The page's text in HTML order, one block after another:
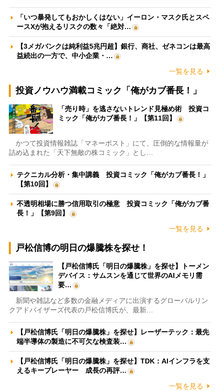
「いつ暴発してもおかしくはない」イーロン・マスク氏とスペ
ースXが抱えるリスクの数々「絶対…
【3メガバンクは純利益5兆円超】銀行、商社、ゼネコンは最高
益続出の一方で、中小企業・…
一覧を見る
投資ノウハウ満載コミック「俺がカブ番長！」
「売り時」を逃さないトレンド見極め術 投資コ
ミック「俺がカブ番長！」【第11回】
かつて投資情報雑誌「マネーポスト」にて、圧倒的な情報量が
詰め込まれた「天下無敵の株コミック」とし…
テクニカル分析・集中講義 投資コミック「俺がカブ番長！」
【第10回】
不透明相場に勝つ信用取引の極意 投資コミック「俺がカブ番
長！」【第9回】
一覧を見る
戸松信博の明日の爆騰株を探せ！
【戸松信博氏「明日の爆騰株」を探せ】トーメン
デバイス：サムスンを通じて世界のAIメモリ需
要…
新聞や雑誌など多数の金融メディアに出演するグローバルリン
クアドバイザーズ代表の戸松信博氏が、最新…
【戸松信博氏「明日の爆騰株」を探せ】レーザーテック：最先
端半導体の製造に不可欠な検査装…
【戸松信博氏「明日の爆騰株」を探せ】TDK：AIインフラを支
えるキープレーヤー 成長の再評…
一覧を見る